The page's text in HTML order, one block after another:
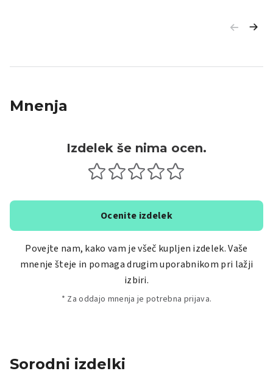
Mnenja
Izdelek še nima ocen.
Ocenite izdelek
Povejte nam, kako vam je všeč kupljen izdelek. Vaše
mnenje šteje in pomaga drugim uporabnikom pri lažji
izbiri.
* Za oddajo mnenja je potrebna prijava.
Sorodni izdelki